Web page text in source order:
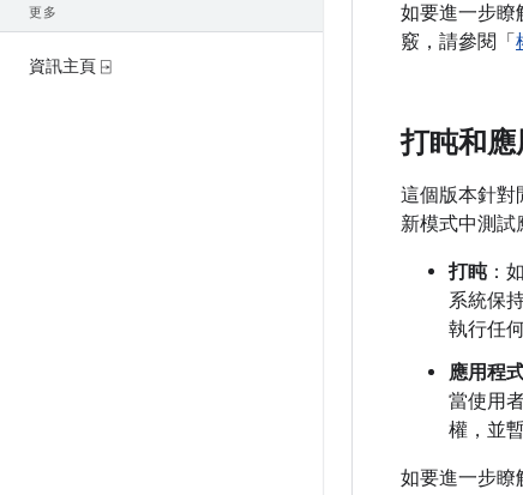
更多
資訊主頁 ⍈
如要進一步瞭
竅，請參閱「
打盹和
這個版本針對
新模式中測試
打盹：
系統保
執行任
應用程
當使用
權，並
如要進一步瞭